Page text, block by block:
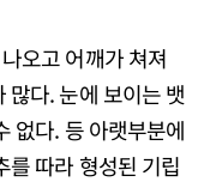
오고 어깨가 쳐져
많다. 눈에 보이는 뱃
없다. 등 아랫부분에
를 따라 형성된 기립